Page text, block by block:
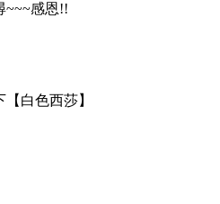
~~~感恩!!
白色西莎】